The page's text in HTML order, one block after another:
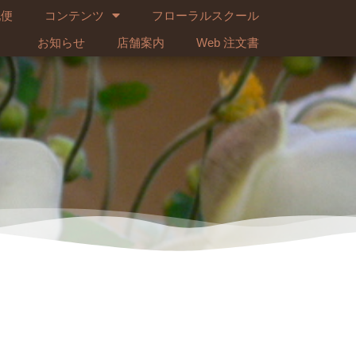
コンテンツ
フローラルスクール
お知らせ
店舗案内 Web 注文書